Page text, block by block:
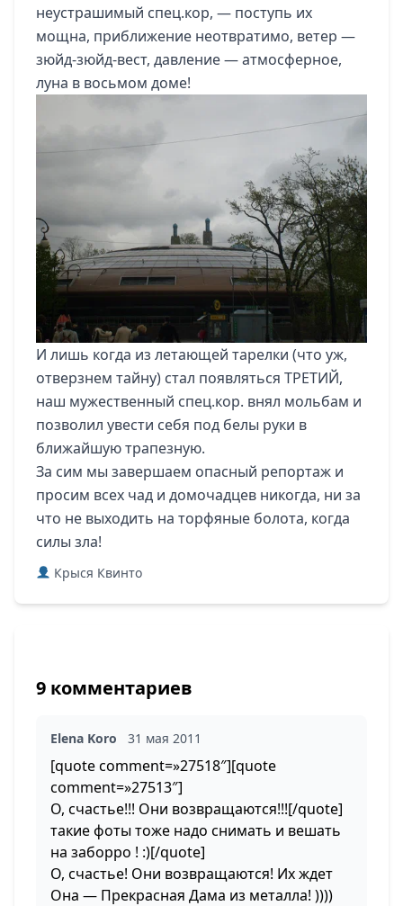
неустрашимый спец.кор, — поступь их
мощна, приближение неотвратимо, ветер —
зюйд-зюйд-вест, давление — атмосферное,
луна в восьмом доме!
И лишь когда из летающей тарелки (что уж,
отверзнем тайну) стал появляться ТРЕТИЙ,
наш мужественный спец.кор. внял мольбам и
позволил увести себя под белы руки в
ближайшую трапезную.
За сим мы завершаем опасный репортаж и
просим всех чад и домочадцев никогда, ни за
что не выходить на торфяные болота, когда
силы зла!
Крыся Квинто
9 комментариев
Elena Koro 31 мая 2011
[quote comment=»27518″][quote
comment=»27513″]
О, счастье!!! Они возвращаются!!![/quote]
такие фоты тоже надо снимать и вешать
на заборро ! :)[/quote]
О, счастье! Они возвращаются! Их ждет
Она — Прекрасная Дама из металла! ))))